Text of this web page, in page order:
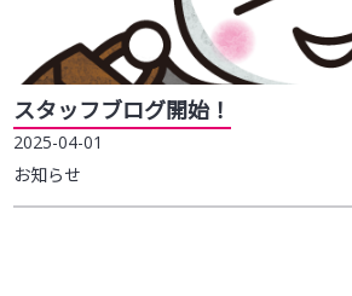
スタッフブログ開始！
2025-04-01
お知らせ